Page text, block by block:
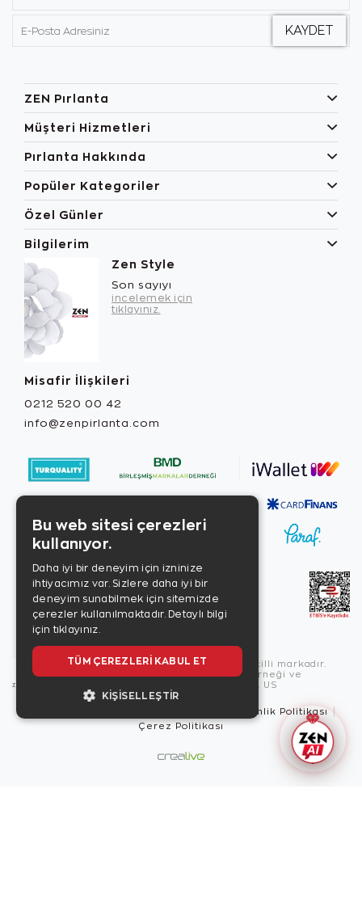
ZEN Pırlanta
Müşteri Hizmetleri
Pırlanta Hakkında
Popüler Kategoriler
Özel Günler
Bilgilerim
Zen Style
Son sayıyı
incelemek için
tıklayınız.
Misafir İlişkileri
0212 520 00 42
info@zenpirlanta.com
Copyright © 2026, Zen Diamond tescilli markadır.
Zen Diamond Birleşmiş Markalar Derneği ve
Turquality Destek Programı üyesidir. US
Güvenlik Politikası
Çerez Politikası
Bu web sitesi çerezleri
kullanıyor.
Daha iyi bir deneyim için izninize
ihtiyacımız var. Sizlere daha iyi bir
deneyim sunabilmek için sitemizde
çerezler kullanılmaktadır. Detaylı bilgi
için tıklayınız.
TÜM ÇEREZLERI KABUL ET
KIŞISELLEŞTIR